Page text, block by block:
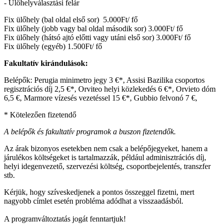
- Ülőhelyválasztási felár
Fix ülőhely (bal oldal első sor) 5.000Ft/ fő
Fix ülőhely (jobb vagy bal oldal második sor) 3.000Ft/ fő
Fix ülőhely (hátsó ajtó előtti vagy utáni első sor) 3.000Ft/ fő
Fix ülőhely (egyéb) 1.500Ft/ fő
Fakultatív kirándulások:
Belépők: Perugia minimetro jegy 3 €*, Assisi Bazilika csoportos
regisztrációs díj 2,5 €*, Orviteo helyi közlekedés 6 €*, Orvieto dóm
6,5 €, Marmore vízesés vezetéssel 15 €*, Gubbio felvonó 7 €,
* Kötelezően fizetendő
A belépők és fakultatív programok a buszon fizetendők.
Az árak bizonyos esetekben nem csak a belépőjegyeket, hanem a
járulékos költségeket is tartalmazzák, például adminisztrációs díj,
helyi idegenvezető, szervezési költség, csoportbejelentés, transzfer
stb.
Kérjük, hogy szíveskedjenek a pontos összeggel fizetni, mert
nagyobb címlet esetén probléma adódhat a visszaadásból.
A programváltoztatás jogát fenntartjuk!